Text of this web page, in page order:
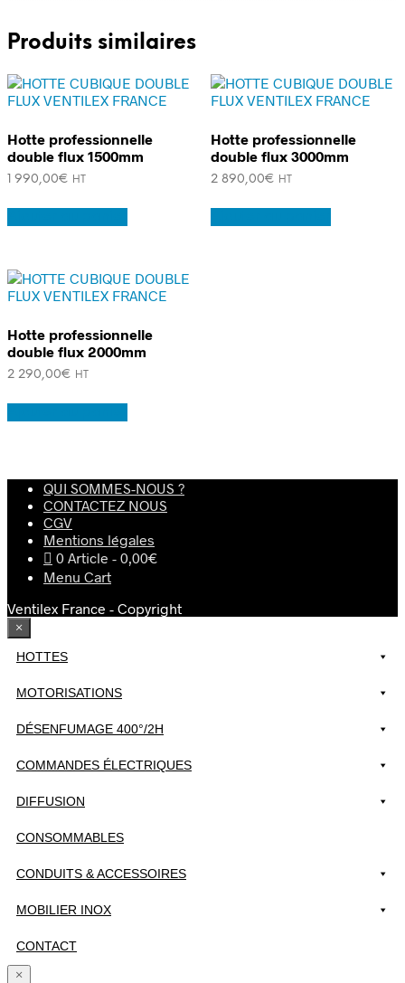
Produits similaires
Hotte professionnelle
double flux 1500mm
1 990,00€ HT
Hotte professionnelle
double flux 3000mm
2 890,00€ HT
Hotte professionnelle
double flux 2000mm
2 290,00€ HT
QUI SOMMES-NOUS ?
CONTACTEZ NOUS
CGV
Mentions légales
0 Article
0,00€
Menu Cart
Ventilex France - Copyright
×
HOTTES
MOTORISATIONS
DÉSENFUMAGE 400°/2H
COMMANDES ÉLECTRIQUES
DIFFUSION
CONSOMMABLES
CONDUITS & ACCESSOIRES
MOBILIER INOX
CONTACT
×